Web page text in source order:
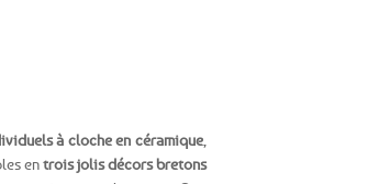
à cloche en céramique
entrois jolis décors bretons